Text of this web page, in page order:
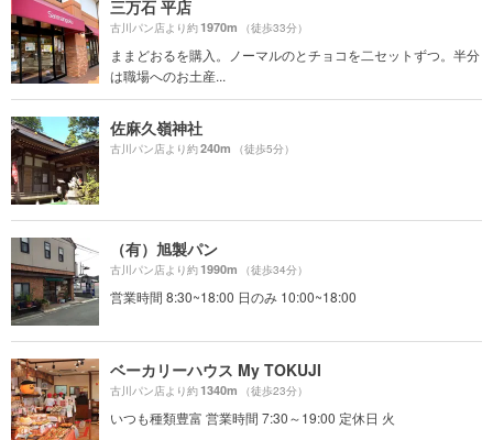
三万石 平店
古川パン店より約1970m （徒歩33分）
ままどおるを購入。ノーマルのとチョコを二セットずつ。半分
は職場へのお土産...
佐麻久嶺神社
古川パン店より約240m （徒歩5分）
（有）旭製パン
古川パン店より約1990m （徒歩34分）
営業時間 8:30~18:00 日のみ 10:00~18:00
ベーカリーハウス My TOKUJI
古川パン店より約1340m （徒歩23分）
いつも種類豊富 営業時間 7:30～19:00 定休日 火